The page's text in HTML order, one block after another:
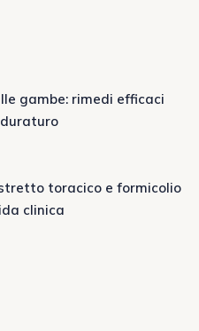
gambe: rimedi efficaci
toracico e formicolio
clinica